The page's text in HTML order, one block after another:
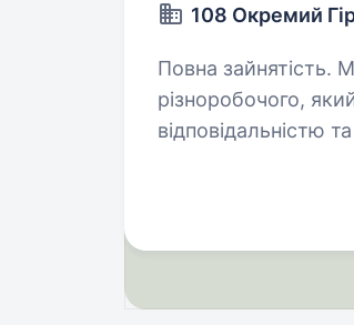
108 Окремий
Повна зайнятість. Ми шукаємо військовослужбовця на посаду
різноробочого,
відповідальністю